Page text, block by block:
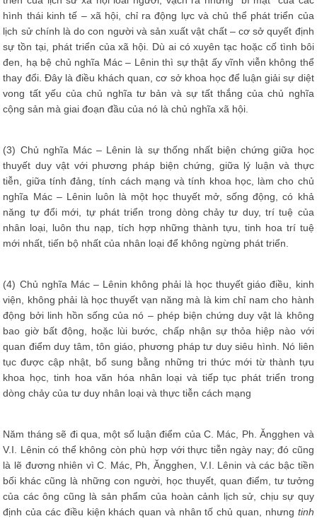
hình thái kinh tế – xã hội, chỉ ra động lực và chủ thể phát triển của
lịch sử chính là do con người và sản xuất vật chất – cơ sở quyết định
sự tồn tại, phát triển của xã hội. Dù ai có xuyên tạc hoặc cố tình bôi
đen, hạ bệ chủ nghĩa Mác – Lênin thì sự thật ấy vĩnh viễn không thể
thay đổi. Đây là điều khách quan, cơ sở khoa học để luận giải sự diệt
vong tất yếu của chủ nghĩa tư bản và sự tất thắng của chủ nghĩa
cộng sản mà giai đoạn đầu của nó là chủ nghĩa xã hội.
(3) Chủ nghĩa Mác – Lênin là sự thống nhất biện chứng giữa học
thuyết duy vật với phương pháp biện chứng, giữa lý luận và thực
tiễn, giữa tính đảng, tính cách mạng và tính khoa học, làm cho chủ
nghĩa Mác – Lênin luôn là một học thuyết mở, sống động, có khả
năng tự đổi mới, tự phát triển trong dòng chảy tư duy, trí tuệ của
nhân loại, luôn thu nạp, tích hợp những thành tựu, tinh hoa trí tuệ
mới nhất, tiến bộ nhất của nhân loại để không ngừng phát triển.
(4) Chủ nghĩa Mác – Lênin không phải là học thuyết giáo điều, kinh
viện, không phải là học thuyết vạn năng mà là kim chỉ nam cho hành
động bởi linh hồn sống của nó – phép biện chứng duy vật là không
bao giờ bất động, hoặc lùi bước, chấp nhận sự thỏa hiệp nào với
quan điểm duy tâm, tôn giáo, phương pháp tư duy siêu hình. Nó liên
tục được cập nhật, bổ sung bằng những tri thức mới từ thành tựu
khoa học, tinh hoa văn hóa nhân loại và tiếp tục phát triển trong
dòng chảy của tư duy nhân loại và thực tiễn cách mạng
Năm tháng sẽ đi qua, một số luận điểm của C. Mác, Ph. Ăngghen và
V.I. Lênin có thể không còn phù hợp với thực tiễn ngày nay; đó cũng
là lẽ đương nhiên vì C. Mác, Ph, Ăngghen, V.I. Lênin và các bậc tiền
bối khác cũng là những con người, học thuyết, quan điểm, tư tưởng
của các ông cũng là sản phẩm của hoàn cảnh lịch sử, chịu sự quy
định của các điều kiện khách quan và nhân tố chủ quan, nhưng tinh